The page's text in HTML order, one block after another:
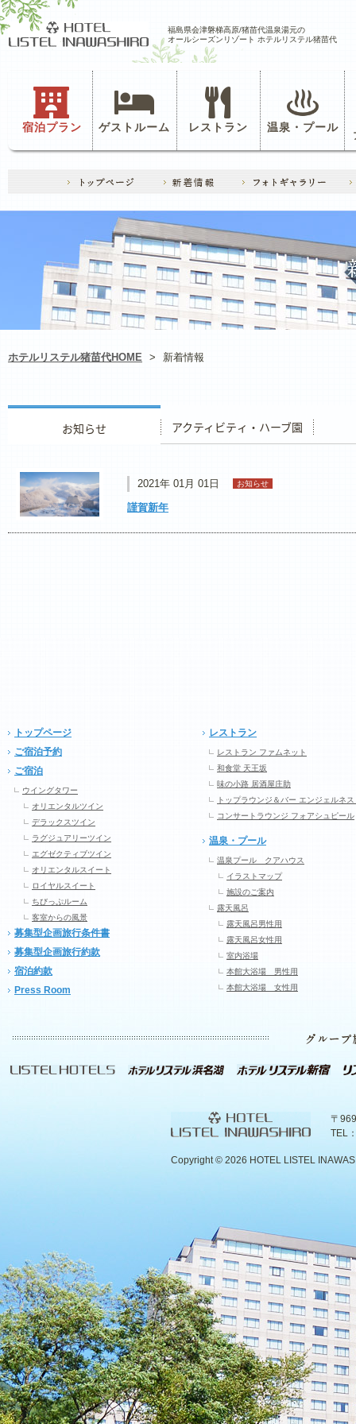
福島県会津磐梯高原/猪苗代温泉湯元の
オールシーズンリゾート ホテルリステル猪苗代
宿泊プラン ゲストルーム レストラン 温泉・プール
ホテルリステル猪苗代HOME > 新着情報
2021年 01月 01日 お知らせ
謹賀新年
トップページ
ご宿泊予約
ご宿泊
ウイングタワー
オリエンタルツイン
デラックスツイン
ラグジュアリーツイン
エグゼクティブツイン
オリエンタルスイート
ロイヤルスイート
ちびっぷルーム
客室からの風景
募集型企画旅行条件書
募集型企画旅行約款
宿泊約款
Press Room
レストラン
レストラン ファムネット
和食堂 天王坂
味の小路 居酒屋庄助
トップラウンジ＆バー エンジェルネス
コンサートラウンジ フォアシュピール
温泉・プール
温泉プール クアハウス
イラストマップ
施設のご案内
露天風呂
露天風呂男性用
露天風呂女性用
室内浴場
本館大浴場 男性用
本館大浴場 女性用
〒
TEL
Copyright © 2026 HOTEL LISTEL